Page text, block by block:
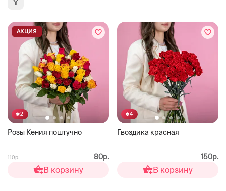
2
Розы Кения поштучно
АКЦИЯ
110р. 80р.
В корзину
4
Гвоздика красная
150р.
В корзину